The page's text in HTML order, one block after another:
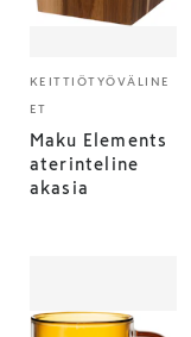
KEITTIÖTYÖVÄLINE
ET
Maku Elements
aterinteline
akasia